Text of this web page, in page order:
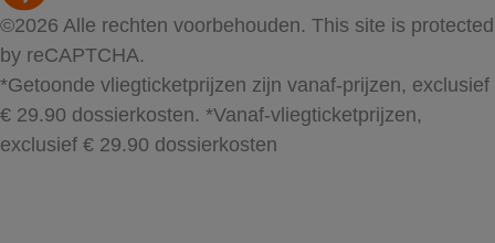
©2026 Alle rechten voorbehouden. This site is protected
by reCAPTCHA.
*Getoonde vliegticketprijzen zijn vanaf-prijzen, exclusief
€ 29.90 dossierkosten. *Vanaf-vliegticketprijzen,
exclusief € 29.90 dossierkosten